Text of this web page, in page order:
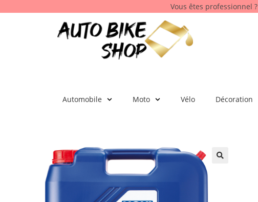
Vous êtes professionnel ?
Automobile Moto Vélo Décoration